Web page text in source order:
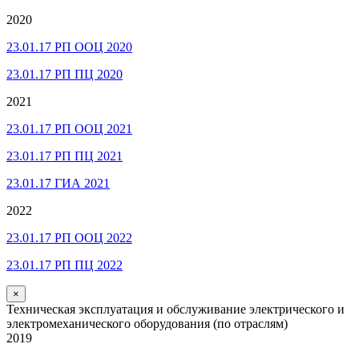
2020
23.01.17 РП ООЦ 2020
23.01.17 РП ПЦ 2020
2021
23.01.17 РП ООЦ 2021
23.01.17 РП ПЦ 2021
23.01.17 ГИА 2021
2022
23.01.17 РП ООЦ 2022
23.01.17 РП ПЦ 2022
×
Техническая эксплуатация и обслуживание электрического и
электромеханического оборудования (по отраслям)
2019